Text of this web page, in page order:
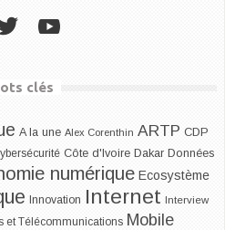
clés
A la une Alex Corenthin ARTP CDP
Côte d'Ivoire Dakar Données
numérique Ecosystème
Innovation Internet Interview
et Télécommunications Mobile